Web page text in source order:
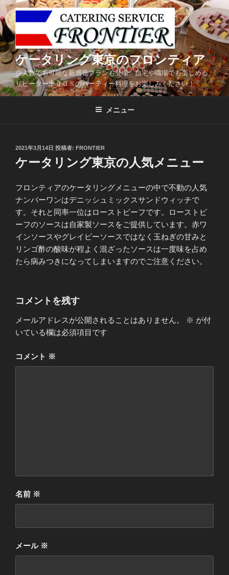
コ
ン
テ
ン
ツ
へ
キ
ケータリング東京のフロンティア
少人数でも可能な新感覚プランも登場。自宅や職場でも楽しめる
リピーター率９０％のパーティー料理をお楽しみください！
メニュー
投
稿
日:
2021年3月14日 投稿者: FRONTIER
ケータリング東京の人気メニュー
フロンティアのケータリングメニューの中で不動の人気
ナンバーワンはデニッシュミックスサンドウィッチで
す。それと同率一位はローストビーフです。ローストビ
ーフのソースは自家製ソースをご提供しています。赤ワ
インソースやグレイビーソースではなく玉ねぎの甘みと
リンゴ酢の酸味が程よく混ざったソースは一度味を占め
たら病みつきになってしまいますのでご注意ください。
コメントを残す
メールアドレスが公開されることはありません。 ※ が付
いている欄は必須項目です
コメント ※
名前 ※
メール ※